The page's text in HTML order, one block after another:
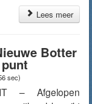
Lees meer
Botter
sec)
– Afgelopen